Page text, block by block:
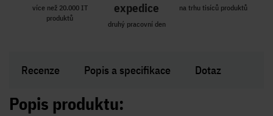
více než 20.000 IT
produktů
expedice
druhý pracovní den
na trhu tisíců produktů
Recenze Popis a specifikace Dotaz
Popis produktu: